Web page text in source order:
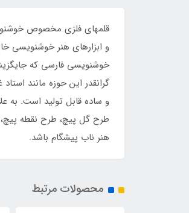
و ابزارهای هنر خوشنویسی
خوشنویسی فارسی که
گرانقدر این حوزه مانند
و ساده قابل تولید است. به
طرح گل پیچ، طرح نقطه پیچ،
هنر ناب پیشگام باشد.
محصولات مرتبط